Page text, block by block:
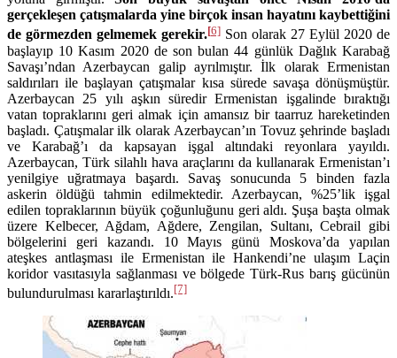
gerçekleşen çatışmalarda yine birçok insan hayatını kaybettiğini
de görmezden gelmemek gerekir.[6] Son olarak 27 Eylül 2020 de
başlayıp 10 Kasım 2020 de son bulan 44 günlük Dağlık Karabağ
Savaşı’ndan Azerbaycan galip ayrılmıştır. İlk olarak Ermenistan
saldırıları ile başlayan çatışmalar kısa sürede savaşa dönüşmüştür.
Azerbaycan 25 yılı aşkın süredir Ermenistan işgalinde bıraktığı
vatan topraklarını geri almak için amansız bir taarruz hareketinden
başladı. Çatışmalar ilk olarak Azerbaycan’ın Tovuz şehrinde başladı
ve Karabağ’ı da kapsayan işgal altındaki reyonlara yayıldı.
Azerbaycan, Türk silahlı hava araçlarını da kullanarak Ermenistan’ı
yenilgiye uğratmaya başardı. Savaş sonucunda 5 binden fazla
askerin öldüğü tahmin edilmektedir. Azerbaycan, %25’lik işgal
edilen topraklarının büyük çoğunluğunu geri aldı. Şuşa başta olmak
üzere Kelbecer, Ağdam, Ağdere, Zengilan, Sultanı, Cebrail gibi
bölgelerini geri kazandı. 10 Mayıs günü Moskova’da yapılan
ateşkes antlaşması ile Ermenistan ile Hankendi’ne ulaşım Laçin
koridor vasıtasıyla sağlanması ve bölgede Türk-Rus barış gücünün
bulundurulması kararlaştırıldı.[7]